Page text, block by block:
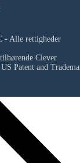
- Alle rettigheder
Clever
Patent and